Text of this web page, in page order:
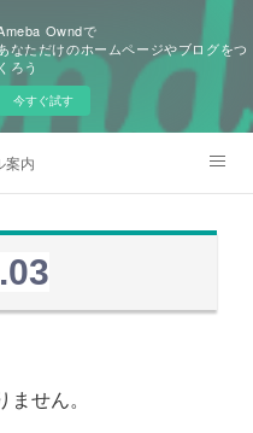
Owndで
なただけのホームページやブログをつ
くろう
今すぐ試す
案内
.03
せん。